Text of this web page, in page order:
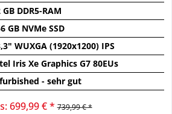
GB DDR5-RAM
GB NVMe SSD
WUXGA (1920x1200) IPS
Iris Xe Graphics G7 80EUs
- sehr gut
699,99 € * 739,99 € *